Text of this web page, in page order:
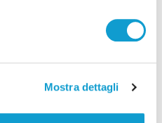
Mostra dettagli